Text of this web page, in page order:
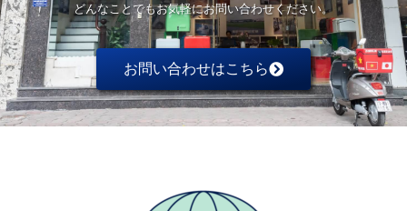
どんなことでもお気軽にお問い合わせください。
お問い合わせはこちら